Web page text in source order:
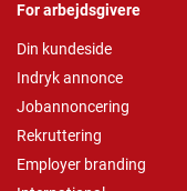
For arbejdsgivere
Din kundeside
Indryk annonce
Jobannoncering
Rekruttering
Employer branding